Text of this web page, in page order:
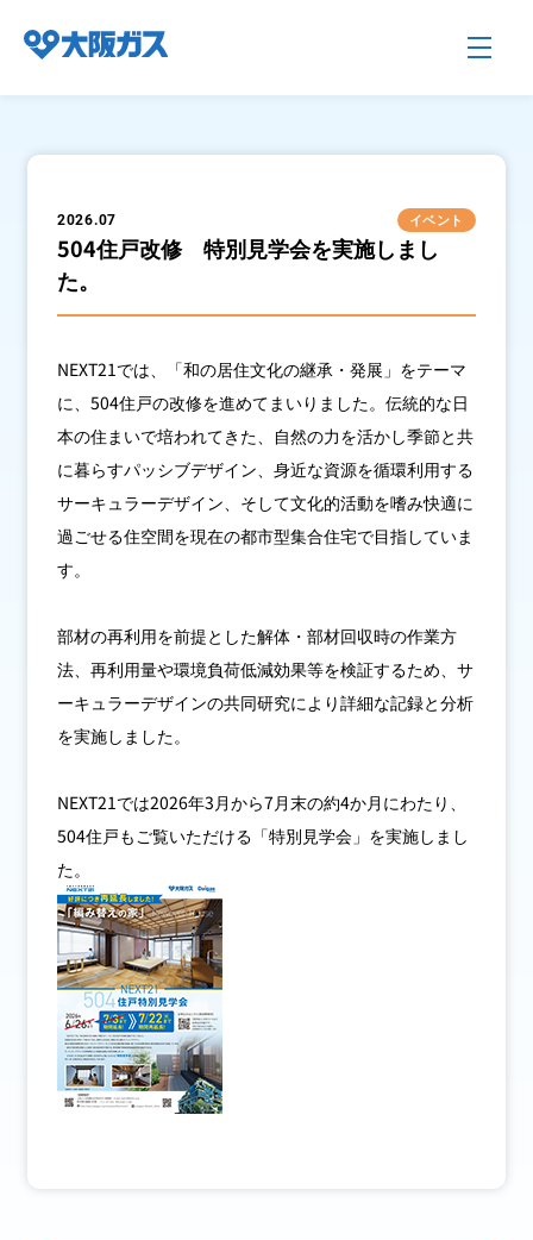
ご家庭のお客さま
業務用・産業用のお客さま
企業/グループについて
社会貢献
技術開発
サステナビリティ
2026.07 イベント
504住戸改修 特別見学会を実施しまし
た。
NEXT21では、「和の居住文化の継承・発展」をテーマ
に、504住戸の改修を進めてまいりました。伝統的な日
本の住まいで培われてきた、自然の力を活かし季節と共
に暮らすパッシブデザイン、身近な資源を循環利用する
サーキュラーデザイン、そして文化的活動を嗜み快適に
過ごせる住空間を現在の都市型集合住宅で目指していま
す。
部材の再利用を前提とした解体・部材回収時の作業方
法、再利用量や環境負荷低減効果等を検証するため、サ
ーキュラーデザインの共同研究により詳細な記録と分析
を実施しました。
NEXT21では2026年3月から7月末の約4か月にわたり、
504住戸もご覧いただける「特別見学会」を実施しまし
た。